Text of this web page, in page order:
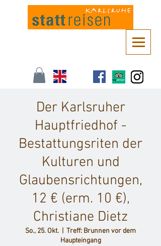
Der Karlsruher
Hauptfriedhof -
Bestattungsriten der
Kulturen und
Glaubensrichtungen,
12 € (erm. 10 €),
Christiane Dietz
So., 25. Okt.
Treff: Brunnen vor dem
Haupteingang